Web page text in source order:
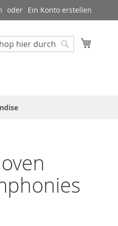
Ein Konto erstellen